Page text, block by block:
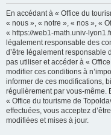
En accédant à « Office du
« nous », « notre », « nos », «
« https://web1-math.univ-
légalement responsable des
d’être légalement responsable
pas utiliser et accéder à «
modifier ces conditions à
informer de ces modifications,
régulièrement par vous-même.
« Office du tourisme de
effectuées, vous acceptez
modifiées et mises à jour.